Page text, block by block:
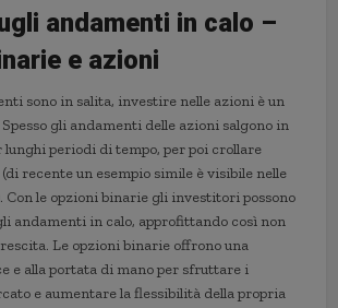
andamenti in calo –
e azioni
sono in salita, investire nelle azioni è un
gli andamenti delle azioni salgono in
lunghi periodi di tempo, per poi crollare
recente un esempio simile è visibile nelle
Con le opzioni binarie gli investitori possono
andamenti in calo, approfittando così non
Le opzioni binarie offrono una
e alla portata di mano per sfruttare i
e aumentare la flessibilità della propria